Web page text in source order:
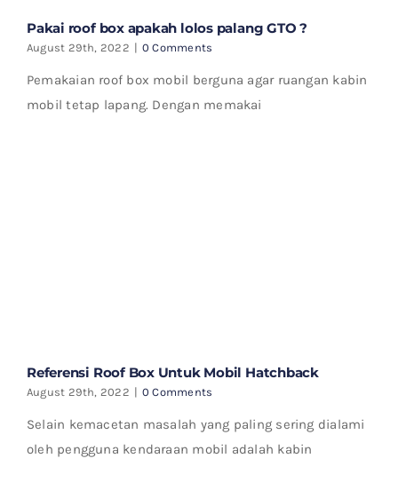
Pakai roof box apakah lolos palang GTO ?
August 29th, 2022 | 0 Comments
Pemakaian roof box mobil berguna agar ruangan kabin
mobil tetap lapang. Dengan memakai
Referensi Roof Box Untuk Mobil Hatchback
August 29th, 2022 | 0 Comments
Selain kemacetan masalah yang paling sering dialami
oleh pengguna kendaraan mobil adalah kabin